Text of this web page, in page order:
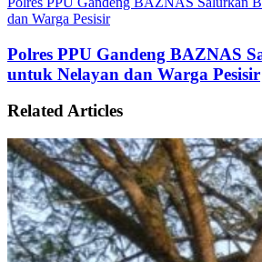
dan Warga Pesisir
Polres PPU Gandeng BAZNAS
untuk Nelayan dan Warga Pesisir
Related Articles